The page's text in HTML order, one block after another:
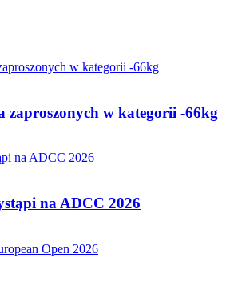
zaproszonych w kategorii -66kg
na ADCC 2026